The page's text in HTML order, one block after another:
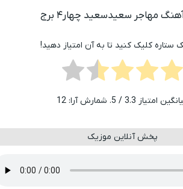
مهاجر سعیدسعید چهار۴ برج
ستاره کلیک کنید تا به آن امتیاز دهید!
امتیاز 3.3/ 5. شمارش آرا: 12
پخش آنلاین موزیک